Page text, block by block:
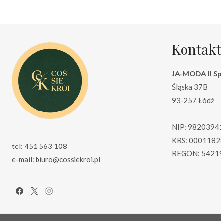
tel: 451 563 108
e-mail: biuro@cossiekroi.pl
Kontakt
JA-MODA II
Śląska 37B
93-257 Łódź
NIP:
KRS:
REGON: